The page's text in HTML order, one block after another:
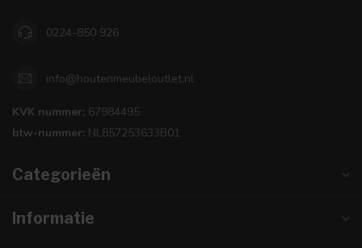
0224-850 926
info@houtenmeubeloutlet.nl
KVK nummer: 67984495
btw-nummer: NL857253633B01
Categorieën
Informatie